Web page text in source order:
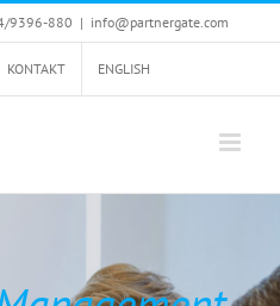
9396-880 | info@partnergate.com
KONTAKT ENGLISH